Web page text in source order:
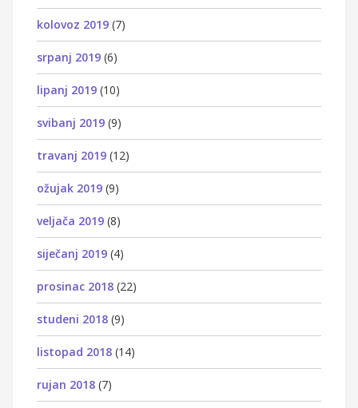
kolovoz 2019 (7)
srpanj 2019 (6)
lipanj 2019 (10)
svibanj 2019 (9)
travanj 2019 (12)
ožujak 2019 (9)
veljača 2019 (8)
siječanj 2019 (4)
prosinac 2018 (22)
studeni 2018 (9)
listopad 2018 (14)
rujan 2018 (7)